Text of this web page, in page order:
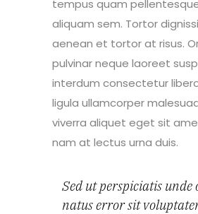
tempus quam
aliquam sem. Tortor
aenean et tortor at risus.
pulvinar neque laoreet
interdum consectetur
ligula ullamcorper
viverra aliquet eget sit
nam at lectus urna duis.
Sed ut perspiciatis unde
natus error sit